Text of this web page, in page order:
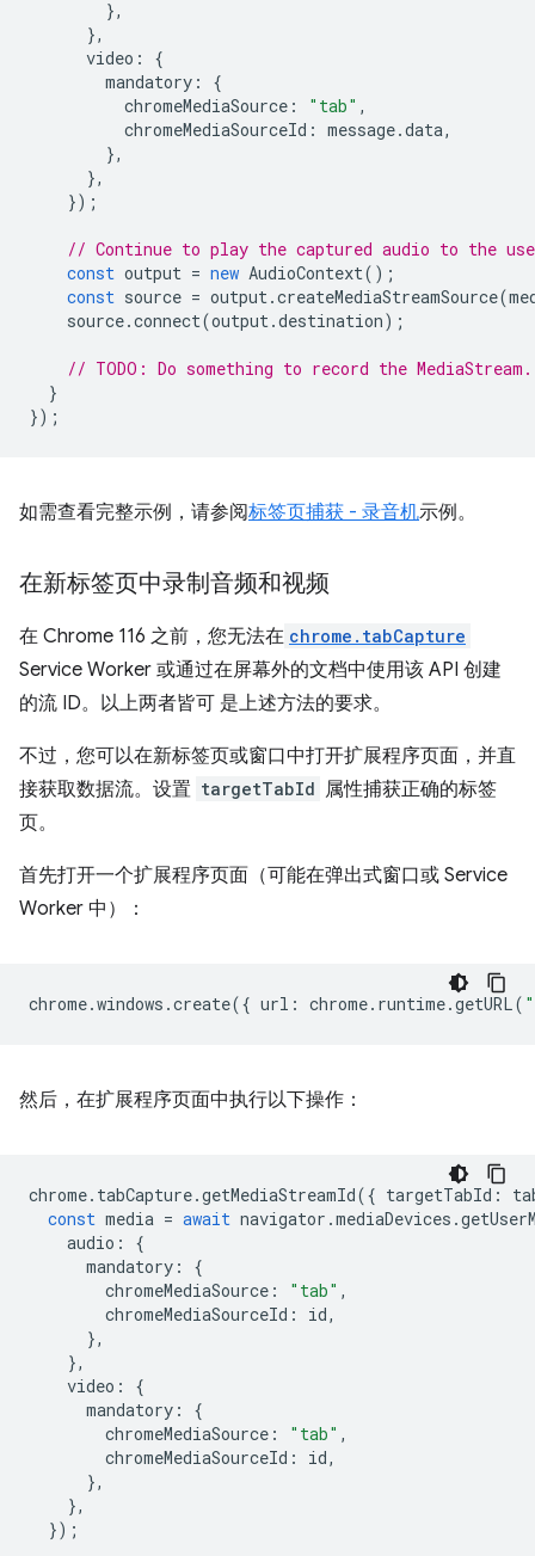
},
},
video :
{
mandatory :
{
chromeMediaSource : "tab" ,
chromeMediaSourceId : message.data,
},
},
});
// Continue to play the captured audio to the
const output = new AudioContext();
const source = output .createMediaStreamSource(
source.connect(output .destination);
// TODO: Do something to record the MediaStream.
}
});
如需查看完整示例，请参阅标签页捕获 - 录音机示例。
在新标签页中录制音频和视频
在 Chrome 116 之前，您无法在 chrome.tabCapture
Service Worker 或通过在屏幕外的文档中使用该 API 创建
的流 ID。以上两者皆可 是上述方法的要求。
不过，您可以在新标签页或窗口中打开扩展程序页面，并直
接获取数据流。设置 targetTabId 属性捕获正确的标签
页。
首先打开一个扩展程序页面（可能在弹出式窗口或 Service
Worker 中）：
chrome.windows .create({ url : chrome. runtime.getURL(
然后，在扩展程序页面中执行以下操作：
chrome. tabCapture.getMediaStreamId({ targetTabId :
const media = await navigator .mediaDevices .
audio :
{
mandatory :
{
chromeMediaSource : "tab" ,
chromeMediaSourceId : id,
},
},
video :
{
mandatory :
{
chromeMediaSource : "tab" ,
chromeMediaSourceId : id,
},
},
});